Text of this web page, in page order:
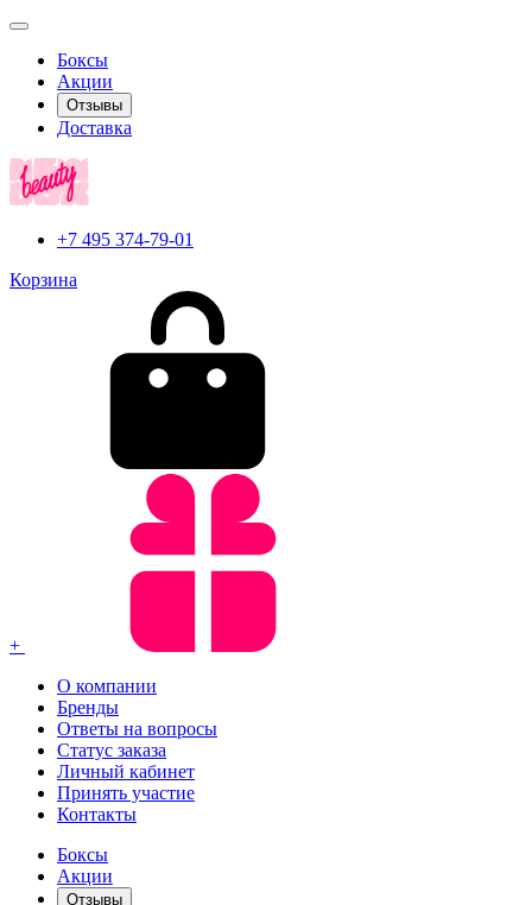
Боксы
Акции
Отзывы
Доставка
+7 495 374-79-01
Корзина
+
О компании
Бренды
Ответы на вопросы
Статус заказа
Личный кабинет
Принять участие
Контакты
Боксы
Акции
Отзывы